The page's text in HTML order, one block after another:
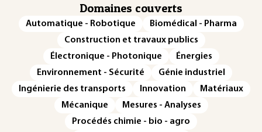
Domaines couverts
Automatique - Robotique
Biomédical - Pharma
Construction et travaux publics
Électronique - Photonique
Énergies
Environnement - Sécurité
Génie industriel
Ingénierie des transports
Innovation
Matériaux
Mécanique
Mesures - Analyses
Procédés chimie - bio - agro